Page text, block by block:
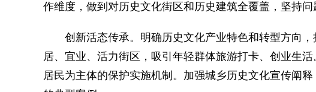
作维度，做到对历史文化街区和历史建筑全覆盖，坚持问
创新活态传承。明确历史文化产业特色和转型方向，
居、宜业、活力街区，吸引年轻群体旅游打卡、创业生
居民为主体的保护实施机制。加强城乡历史文化宣传阐